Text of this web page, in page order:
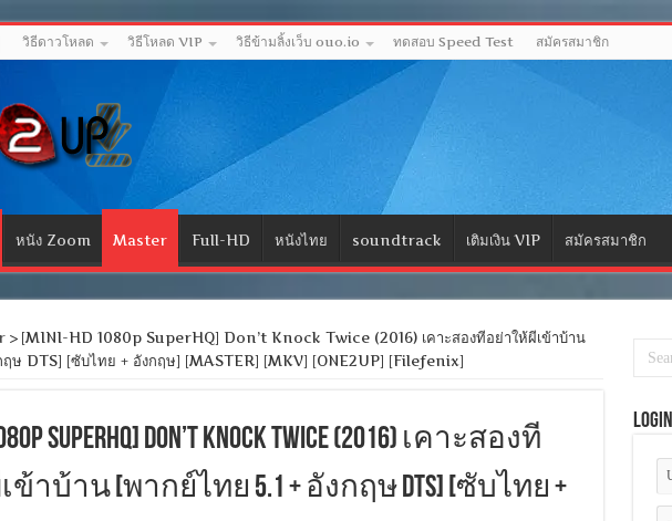
วิธีดาวโหลด วิธีโหลด VIP วิธีข้ามลิ้งเว็บ ouo.io ทดสอบ Speed Test สมัครสมาชิก
หนัง Zoom Master Full-HD หนังไทย soundtrack เติมเงิน VIP สมัครสมาชิก
> [MINI-HD 1080p SuperHQ] Don’t Knock Twice (2016) เคาะสองทีอย่าให้ผีเข้าบ้าน
ฤษ DTS] [ซับไทย + อังกฤษ] [MASTER] [MKV] [ONE2UP] [Filefenix]
SuperHQ] Don’t Knock Twice (2016) เคาะสองที
ข้าบ้าน [พากย์ไทย 5.1 + อังกฤษ DTS] [ซับไทย +
Login